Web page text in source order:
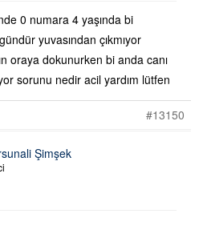
0 numara 4 yaşında bi
yuvasından çıkmıyor
oraya dokunurken bi anda canı
sorunu nedir acil yardım lütfen
#13150
Şimşek